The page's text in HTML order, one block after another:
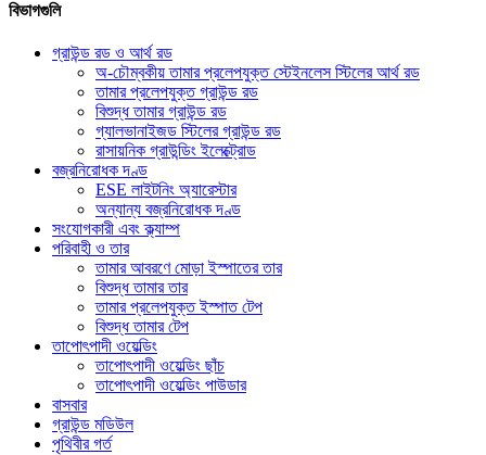
বিভাগগুলি
গ্রাউন্ড রড ও আর্থ রড
অ-চৌম্বকীয় তামার প্রলেপযুক্ত স্টেইনলেস স্টিলের আর্থ রড
তামার প্রলেপযুক্ত গ্রাউন্ড রড
বিশুদ্ধ তামার গ্রাউন্ড রড
গ্যালভানাইজড স্টিলের গ্রাউন্ড রড
রাসায়নিক গ্রাউন্ডিং ইলেক্ট্রোড
বজ্রনিরোধক দণ্ড
ESE লাইটনিং অ্যারেস্টার
অন্যান্য বজ্রনিরোধক দণ্ড
সংযোগকারী এবং ক্ল্যাম্প
পরিবাহী ও তার
তামার আবরণে মোড়া ইস্পাতের তার
বিশুদ্ধ তামার তার
তামার প্রলেপযুক্ত ইস্পাত টেপ
বিশুদ্ধ তামার টেপ
তাপোৎপাদী ওয়েল্ডিং
তাপোৎপাদী ওয়েল্ডিং ছাঁচ
তাপোৎপাদী ওয়েল্ডিং পাউডার
বাসবার
গ্রাউন্ড মডিউল
পৃথিবীর গর্ত